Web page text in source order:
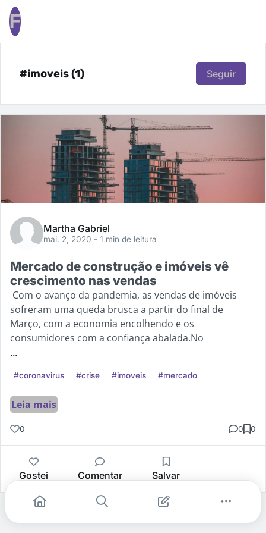
F
#imoveis (1) Seguir
Martha Gabriel
mai. 2, 2020 - 1 min de leitura
Mercado de construção e imóveis vê
crescimento nas vendas
Com o avanço da pandemia, as vendas de imóveis
sofreram uma queda brusca a partir do final de
Março, com a economia encolhendo e os
consumidores com a confiança abalada.No
...
#coronavirus #crise #imoveis #mercado
Leia mais
0 0 0
Gostei Comentar Salvar